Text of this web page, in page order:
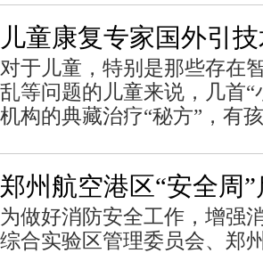
儿童康复专家国外引
对于儿童，特别是那些存在
乱等问题的儿童来说，几首
机构的典藏治疗“秘方”，有
郑州航空港区“安全周
为做好消防安全工作，增强
综合实验区管理委员会、郑